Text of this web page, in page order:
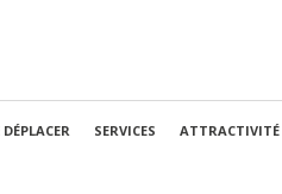
DÉPLACER SERVICES ATTRACTIVITÉ